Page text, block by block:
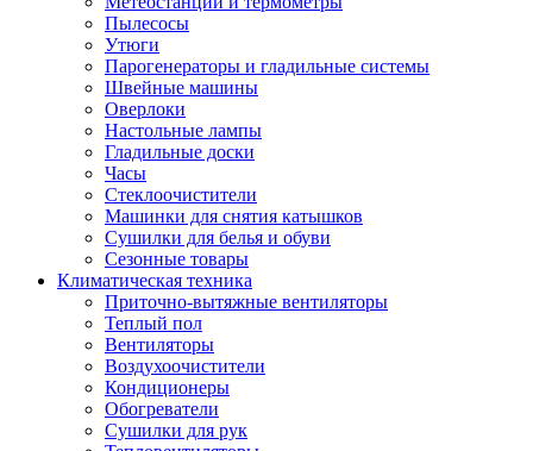
Проекционное оборудование
Аксессуары для проекционного
Интерактивные доски
Кронштейны для проекторов
Проекторы
Экраны
Магнитно-маркерные доски
Радиобудильники
Радиоприемники
Саундбары
Системы и компоненты hi-fi
Компоненты hi-fi
Плееры и аксессуары
Пылесосы
Утюги
Парогенераторы и гладильные системы
Швейные машины
Оверлоки
Настольные лампы
Гладильные доски
Часы
Стеклоочистители
Машинки для снятия катышков
Сушилки для белья и обуви
Сезонные товары
Климатическая техника
Приточно-вытяжные вентиляторы
Теплый пол
Вентиляторы
Воздухоочистители
Кондиционеры
Обогреватели
Сушилки для рук